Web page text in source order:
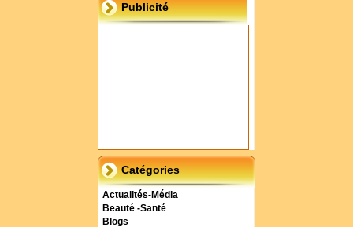
Publicité
Catégories
Actualités-Média
Beauté -Santé
Blogs